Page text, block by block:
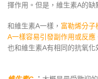
揮作用。但是，維生素A的缺
和維生素A一樣， 富勒烯分子
A一樣容易引發副作用或反應
也和維生素A有相同的抗氧化